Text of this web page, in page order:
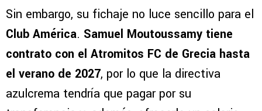
Sin embargo, su fichaje no luce sencillo para el
Club América. Samuel Moutoussamy tiene
contrato con el Atromitos FC de Grecia hasta
el verano de 2027, por lo que la directiva
azulcrema tendría que pagar por su